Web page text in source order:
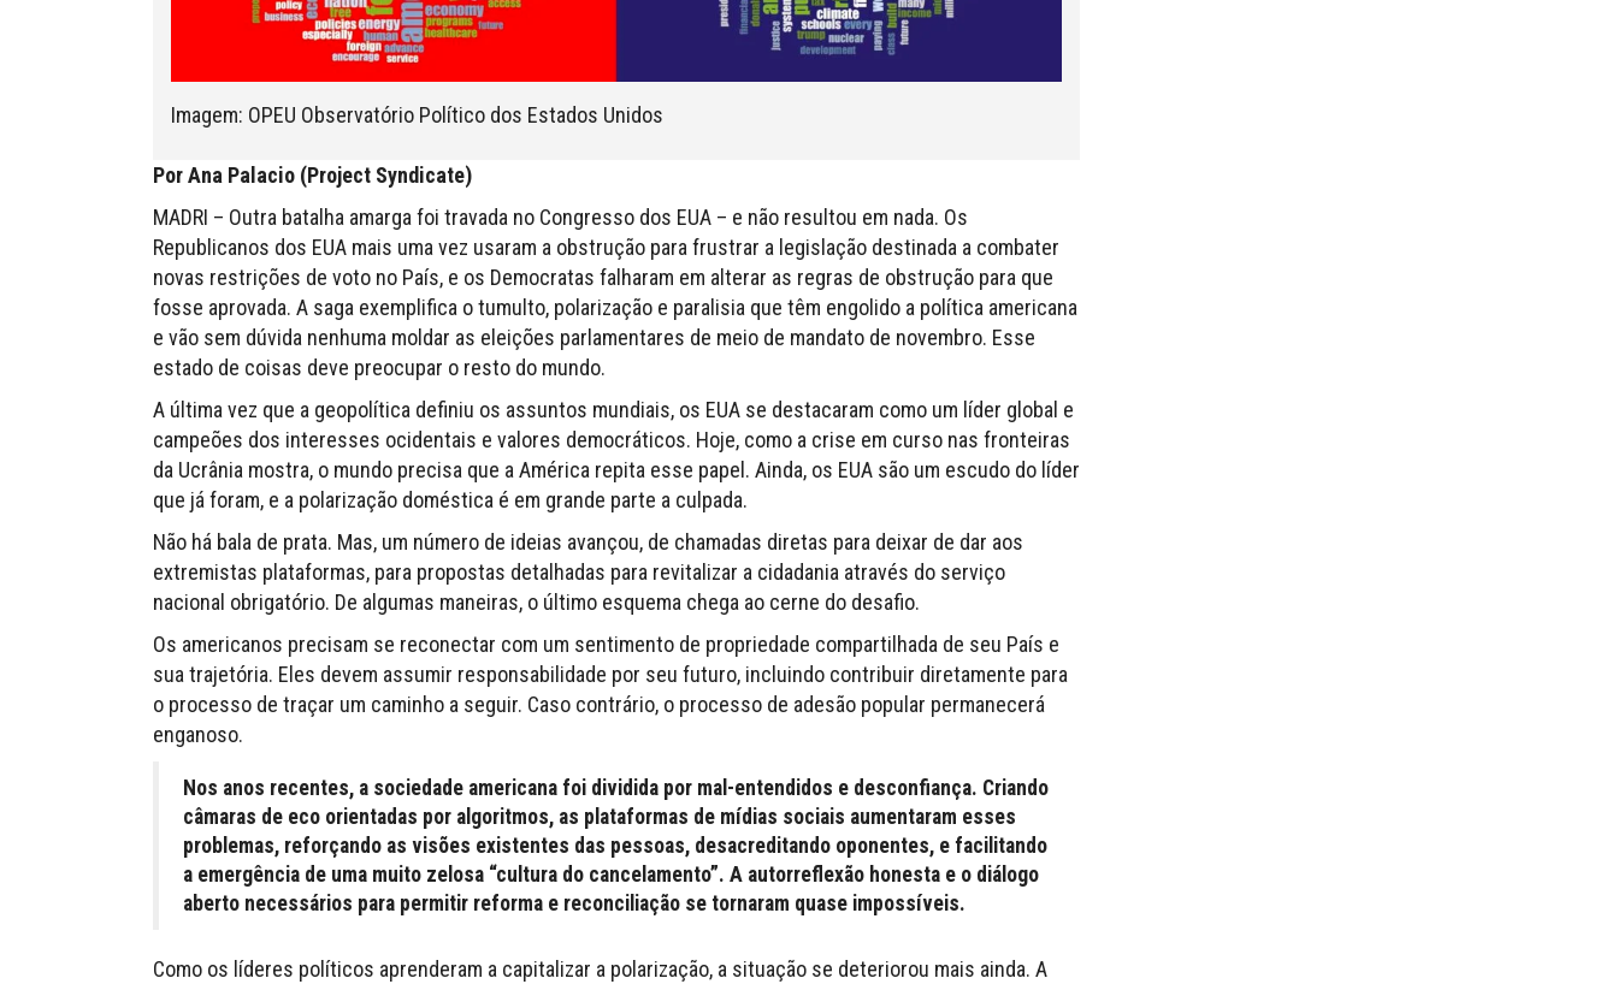
Imagem: OPEU Observatório Político dos Estados Unidos
PorAna Palacio (Project Syndicate)
MADRI – Outra batalha amarga foi travada no Congresso dos EUA – e não resultou em nada. Os
Republicanos dos EUA mais uma vez usaram a obstrução para frustrar a legislação destinada a combater
novas restrições de voto no País, e os Democratas falharam em alterar as regras de obstrução para que
fosse aprovada. A saga exemplifica o tumulto, polarização e paralisia que têm engolido a política americana
e vão sem dúvida nenhuma moldar as eleições parlamentares de meio de mandato de novembro. Esse
estado de coisas deve preocupar o resto do mundo.
A última vez que a geopolítica definiu os assuntos mundiais, os EUA se destacaram como um líder global e
campeões dos interesses ocidentais e valores democráticos. Hoje, como a crise em curso nas fronteiras
da Ucrânia mostra, o mundo precisa que a América repita esse papel. Ainda, os EUA são um escudo do líder
que já foram, e a polarização doméstica é em grande parte a culpada.
Não há bala de prata. Mas, um número de ideias avançou, de chamadas diretas para deixar de dar aos
extremistas plataformas, para propostas detalhadas para revitalizar a cidadania através do serviço
nacional obrigatório. De algumas maneiras, o último esquema chega ao cerne do desafio.
Os americanos precisam se reconectar com um sentimento de propriedade compartilhada de seu País e
sua trajetória. Eles devem assumir responsabilidade por seu futuro, incluindo contribuir diretamente para
o processo de traçar um caminho a seguir. Caso contrário, o processo de adesão popular permanecerá
enganoso.
Nos anos recentes, a sociedade americana foi dividida por mal-entendidos e desconfiança. Criando
câmaras de eco orientadas por algoritmos, as plataformas de mídias sociais aumentaram esses
problemas, reforçando as visões existentes das pessoas, desacreditando oponentes, e facilitando
a emergência de uma muito zelosa “cultura do cancelamento”. A autorreflexão honesta e o diálogo
aberto necessários para permitir reforma e reconciliação se tornaram quase impossíveis.
Como os líderes políticos aprenderam a capitalizar a polarização, a situação se deteriorou mais ainda. A